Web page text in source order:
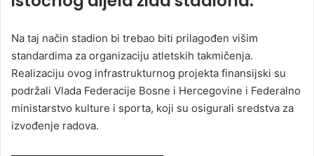
Na taj način stadion bi trebao biti prilagođen višim
standardima za organizaciju atletskih takmičenja.
Realizaciju ovog infrastrukturnog projekta finansijski su
podržali Vlada Federacije Bosne i Hercegovine i Federalno
ministarstvo kulture i sporta, koji su osigurali sredstva za
izvođenje radova.